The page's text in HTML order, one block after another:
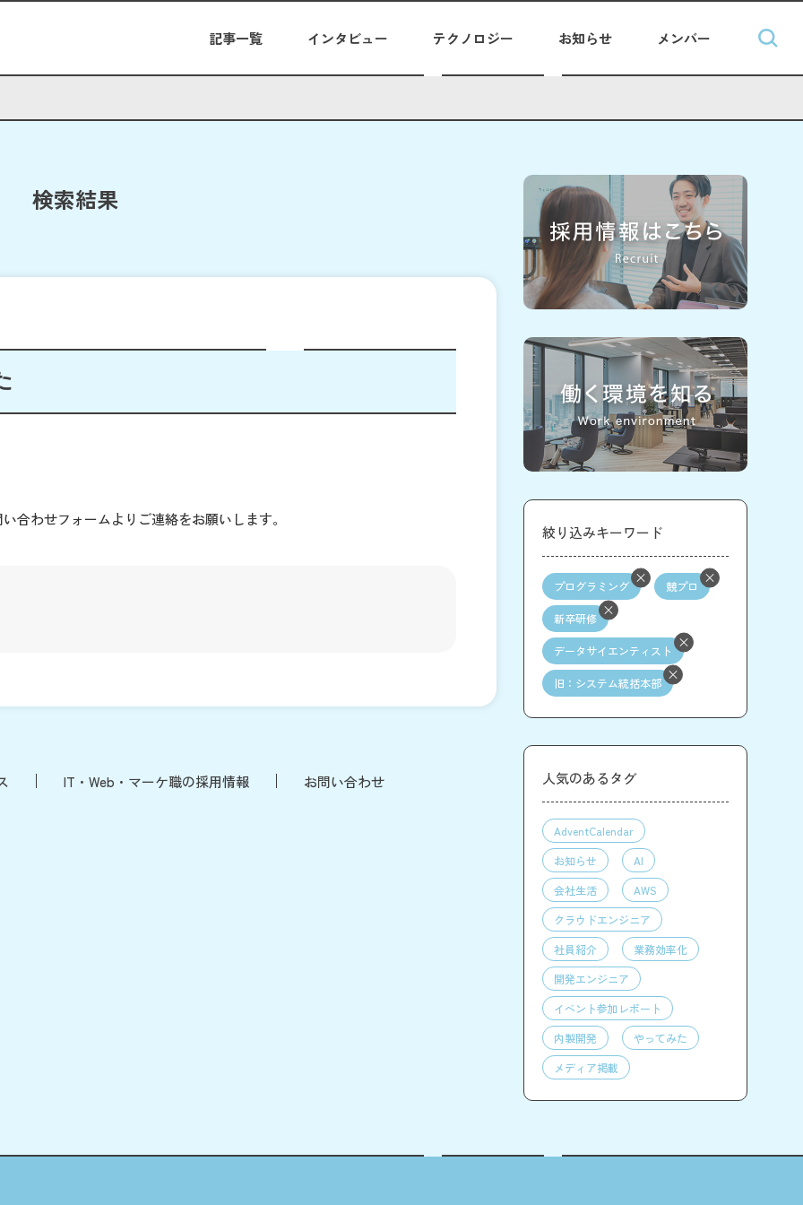
記事一覧 インタビュー テクノロジー お知らせ メンバー
検索結果
合わせフォームよりご連絡をお願いします。
IT・Web・マーケ職の採用情報 お問い合わせ
絞り込みキーワード
プログラミング 競プロ
新卒研修
データサイエンティスト
旧：システム統括本部
人気のあるタグ
AdventCalendar
お知らせ
AI
会社生活
AWS
クラウドエンジニア
社員紹介
業務効率化
開発エンジニア
イベント参加レポート
内製開発
やってみた
メディア掲載